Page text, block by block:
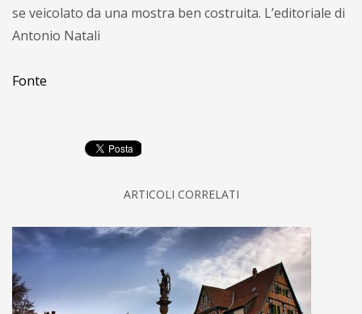
se veicolato da una mostra ben costruita. L’editoriale di
Antonio Natali
Fonte
ARTICOLI CORRELATI